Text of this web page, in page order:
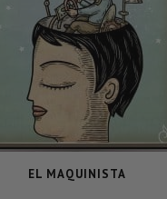
EL MAQUINISTA